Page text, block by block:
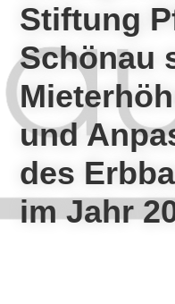
Stiftung
Schönau
und
des
im Jahr